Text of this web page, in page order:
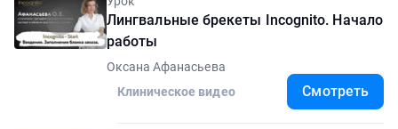
Лингвальные брекеты Incognito. Начало
работы
Оксана Афанасьева
Клиническое видео
Смотреть